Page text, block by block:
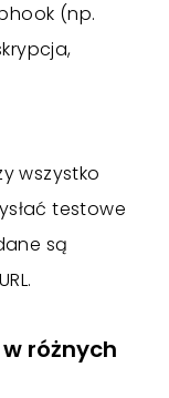
(np.
wszystko
testowe
są
różnych